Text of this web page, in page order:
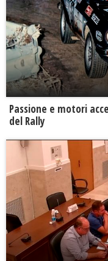
Passione e motori
del Rally